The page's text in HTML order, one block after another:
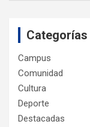
Categorías
Campus
Comunidad
Cultura
Deporte
Destacadas